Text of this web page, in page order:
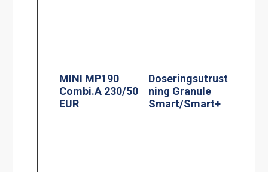
MINI MP190
Combi.A 230/50
EUR
Doseringsutrust
ning Granule
Smart/Smart+